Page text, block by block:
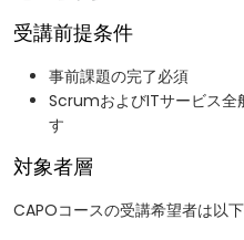
受講前提条件
事前課題の完了必須
ScrumおよびITサービス全
す
対象者層
CAPOコースの受講希望者は以